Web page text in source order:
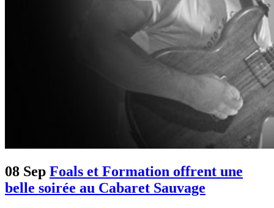
08 Sep Foals et Formation offrent une
belle soirée au Cabaret Sauvage